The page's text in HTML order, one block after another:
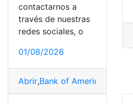
contactarnos a
través de nuestras
redes sociales, o
01/08/2026
Abrir,Bank of America